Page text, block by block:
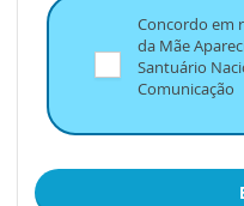
Concordo em
da Mãe
Santuário
Comunicação